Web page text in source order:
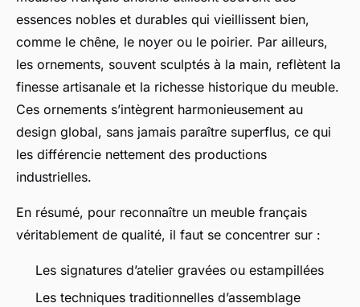
essences nobles et durables qui vieillissent bien,
comme le chêne, le noyer ou le poirier. Par ailleurs,
les ornements, souvent sculptés à la main, reflètent la
finesse artisanale et la richesse historique du meuble.
Ces ornements s’intègrent harmonieusement au
design global, sans jamais paraître superflus, ce qui
les différencie nettement des productions
industrielles.
En résumé, pour reconnaître un meuble français
véritablement de qualité, il faut se concentrer sur :
Les signatures d’atelier gravées ou estampillées
Les techniques traditionnelles d’assemblage